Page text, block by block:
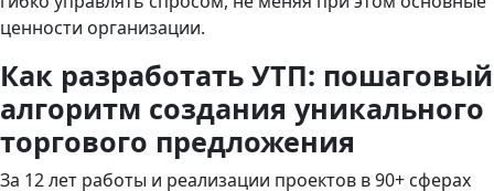
ценности организации.
Как разработать УТП: пошаговый
алгоритм создания уникального
торгового предложения
За 12 лет работы и реализации проектов в 90+ сферах